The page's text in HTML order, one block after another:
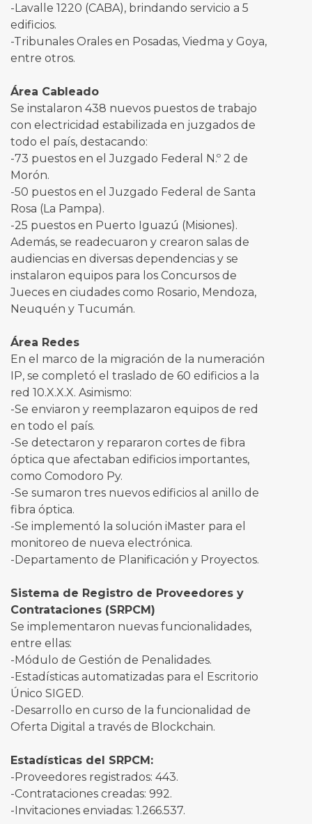
-Lavalle 1220 (CABA), brindando servicio a 5
edificios.
-Tribunales Orales en Posadas, Viedma y Goya,
entre otros.
Área Cableado
Se instalaron 438 nuevos puestos de trabajo
con electricidad estabilizada en juzgados de
todo el país, destacando:
-73 puestos en el Juzgado Federal N.º 2 de
Morón.
-50 puestos en el Juzgado Federal de Santa
Rosa (La Pampa).
-25 puestos en Puerto Iguazú (Misiones).
Además, se readecuaron y crearon salas de
audiencias en diversas dependencias y se
instalaron equipos para los Concursos de
Jueces en ciudades como Rosario, Mendoza,
Neuquén y Tucumán.
Área Redes
En el marco de la migración de la numeración
IP, se completó el traslado de 60 edificios a la
red 10.X.X.X. Asimismo:
-Se enviaron y reemplazaron equipos de red
en todo el país.
-Se detectaron y repararon cortes de fibra
óptica que afectaban edificios importantes,
como Comodoro Py.
-Se sumaron tres nuevos edificios al anillo de
fibra óptica.
-Se implementó la solución iMaster para el
monitoreo de nueva electrónica.
-Departamento de Planificación y Proyectos.
Sistema de Registro de Proveedores y
Contrataciones (SRPCM)
Se implementaron nuevas funcionalidades,
entre ellas:
-Módulo de Gestión de Penalidades.
-Estadísticas automatizadas para el Escritorio
Único SIGED.
-Desarrollo en curso de la funcionalidad de
Oferta Digital a través de Blockchain.
Estadísticas del SRPCM:
-Proveedores registrados: 443.
-Contrataciones creadas: 992.
-Invitaciones enviadas: 1.266.537.